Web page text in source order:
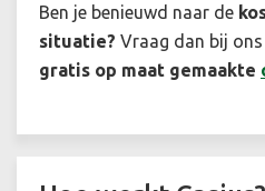
Ben je benieuwd naar de
situatie? Vraag dan bij ons
gratis op maat gemaakte